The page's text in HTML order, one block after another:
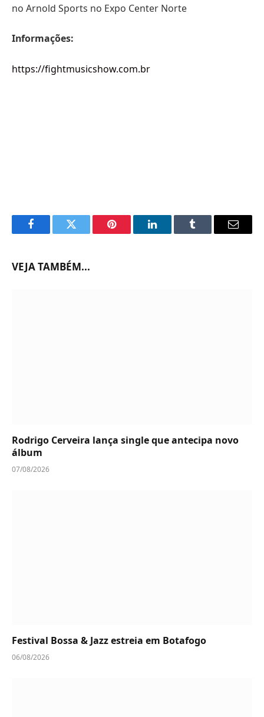
no Arnold Sports no Expo Center Norte
Informações:
https://fightmusicshow.com.br
FacebookTwitter Pinterest LinkedInTumblr Email
VEJA TAMBÉM...
Rodrigo Cerveira lança single que antecipa novo
álbum
07/08/2026
Festival Bossa & Jazz estreia em Botafogo
06/08/2026